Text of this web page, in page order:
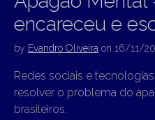
encareceu e
by Evandro Oliveira on 16/11/
Redes sociais e
resolver o problema do
brasileiros.